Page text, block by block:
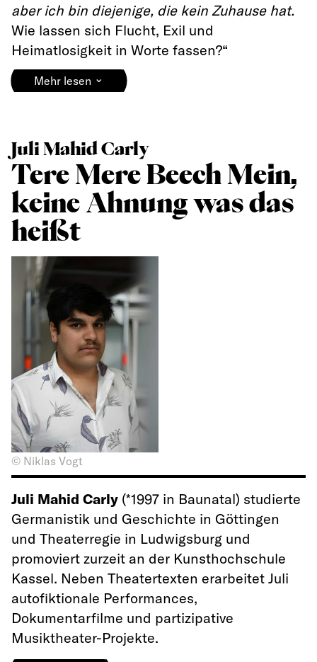
aber ich bin diejenige, die kein Zuhause hat.
Wie lassen sich Flucht, Exil und
Heimatlosigkeit in Worte fassen?“
Mehr lesen ⌄
Juli Mahid Carly
Tere Mere Beech Mein,
keine Ahnung was das
heißt
© Niklas Vogt
Juli Mahid Carly (*1997 in Baunatal) studierte
Germanistik und Geschichte in Göttingen
und Theaterregie in Ludwigsburg und
promoviert zurzeit an der Kunsthochschule
Kassel. Neben Theatertexten erarbeitet Juli
autofiktionale Performances,
Dokumentarfilme und partizipative
Musiktheater-Projekte.